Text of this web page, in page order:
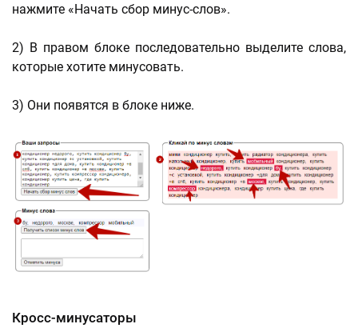
нажмите «Начать сбор минус-слов».
2) В правом блоке последовательно выделите слова,
которые хотите минусовать.
3) Они появятся в блоке ниже.
Кросс-минусаторы